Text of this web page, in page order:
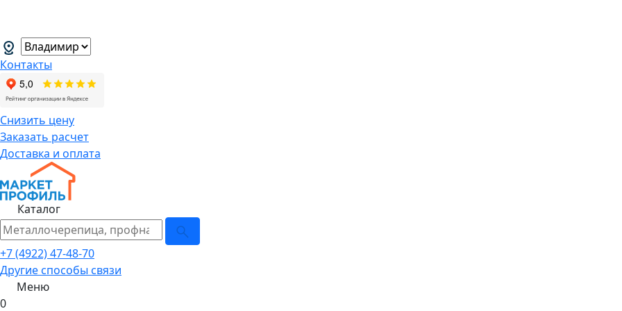
Контакты
Снизить цену
Заказать расчет
Доставка и оплата
Каталог
+7 (4922) 47-48-70
Другие способы связи
Меню
0